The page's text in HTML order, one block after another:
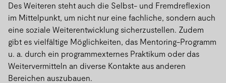
Des Weiteren steht auch die Selbst- und Fremdreflexion
im Mittelpunkt, um nicht nur eine fachliche, sondern auch
eine soziale Weiterentwicklung sicherzustellen. Zudem
gibt es vielfältige Möglichkeiten, das Mentoring-Programm
u. a. durch ein programmexternes Praktikum oder das
Weitervermitteln an diverse Kontakte aus anderen
Bereichen auszubauen.